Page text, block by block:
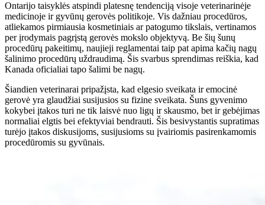
Ontarijo taisyklės atspindi platesnę tendenciją visoje veterinarinėje
medicinoje ir gyvūnų gerovės politikoje. Vis dažniau procedūros,
atliekamos pirmiausia kosmetiniais ar patogumo tikslais, vertinamos
per įrodymais pagrįstą gerovės mokslo objektyvą. Be šių šunų
procedūrų pakeitimų, naujieji reglamentai taip pat apima kačių nagų
šalinimo procedūrų uždraudimą. Šis svarbus sprendimas reiškia, kad
Kanada oficialiai tapo šalimi be nagų.
Šiandien veterinarai pripažįsta, kad elgesio sveikata ir emocinė
gerovė yra glaudžiai susijusios su fizine sveikata. Šuns gyvenimo
kokybei įtakos turi ne tik laisvė nuo ligų ir skausmo, bet ir gebėjimas
normaliai elgtis bei efektyviai bendrauti. Šis besivystantis supratimas
turėjo įtakos diskusijoms, susijusioms su įvairiomis pasirenkamomis
procedūromis su gyvūnais.